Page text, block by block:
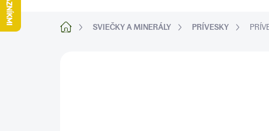
DomovSVIEČKY A MINERÁLY PRÍVESKY